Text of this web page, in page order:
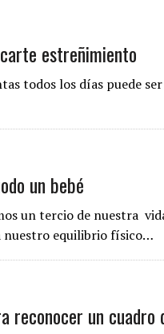
estreñimiento
todos los días puede
un bebé
un tercio de nuestra
nuestro equilibrio físico…
reconocer un cuadro